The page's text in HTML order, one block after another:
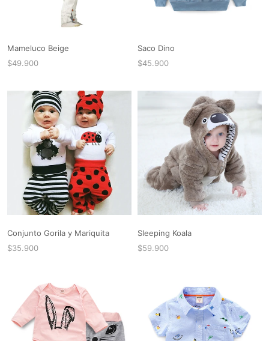
Mameluco Beige
$49.900
Saco Dino
$45.900
Conjunto Gorila y Mariquita
$35.900
Sleeping Koala
$59.900